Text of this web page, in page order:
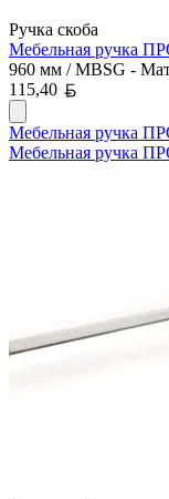
Ручка скоба
Мебельная ручка
960 мм / MBSG -
115,40
Мебельная ручка
Мебельная ручка